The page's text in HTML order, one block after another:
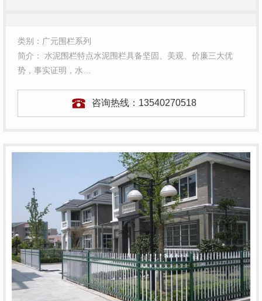
类别：广元围栏系列
简介： 水泥围栏特点水泥围栏具备坚固、美观、价廉三大优
势，事实证明，水…
咨询热线： 13540270518